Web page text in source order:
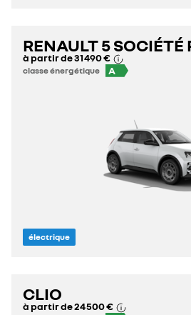
RENAULT 5 SOCIÉTÉ
à partir de31 490 €
classe énergétique A
électrique
CLIO
à partir de24 500 €